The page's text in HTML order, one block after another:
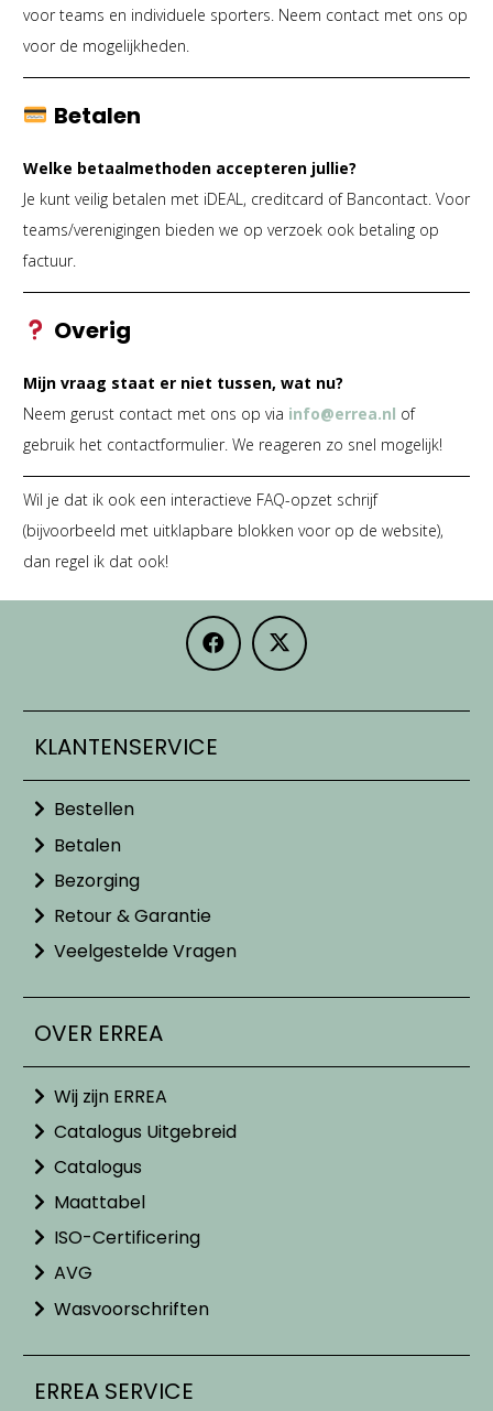
voor teams en individuele sporters. Neem contact met ons op
voor de mogelijkheden.
Betalen
Welke betaalmethoden accepteren jullie?
Je kunt veilig betalen met iDEAL, creditcard of Bancontact. Voor
teams/verenigingen bieden we op verzoek ook betaling op
factuur.
Overig
Mijn vraag staat er niet tussen, wat nu?
Neem gerust contact met ons op via info@errea.nl of
gebruik het contactformulier. We reageren zo snel mogelijk!
Wil je dat ik ook een interactieve FAQ-opzet schrijf
(bijvoorbeeld met uitklapbare blokken voor op de website),
dan regel ik dat ook!
KLANTENSERVICE
Bestellen
Betalen
Bezorging
Retour & Garantie
Veelgestelde Vragen
OVER ERREA
Wij zijn ERREA
Catalogus Uitgebreid
Catalogus
Maattabel
ISO-Certificering
AVG
Wasvoorschriften
ERREA SERVICE